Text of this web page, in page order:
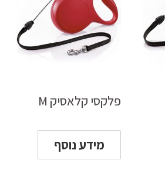
פלקסי קלאסיק M
מידע נוסף